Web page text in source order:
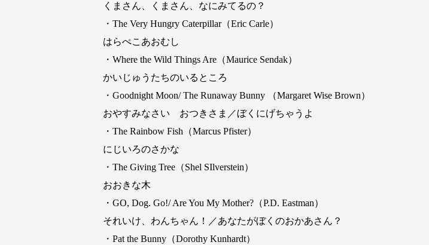
くまさん、くまさん、なにみてるの？
・The Very Hungry Caterpillar（Eric Carle）
はらぺこあおむし
・Where the Wild Things Are（Maurice Sendak）
かいじゅうたちのいるところ
・Goodnight Moon/ The Runaway Bunny （Margaret Wise Brown）
おやすみなさい おつきさま／ぼくにげちゃうよ
・The Rainbow Fish（Marcus Pfister）
にじいろのさかな
・The Giving Tree（Shel SIlverstein）
おおきな木
・GO, Dog. Go!/ Are You My Mother?（P.D. Eastman）
それいけ、わんちゃん！／あなたがぼくのおかあさん？
・Pat the Bunny（Dorothy Kunhardt）